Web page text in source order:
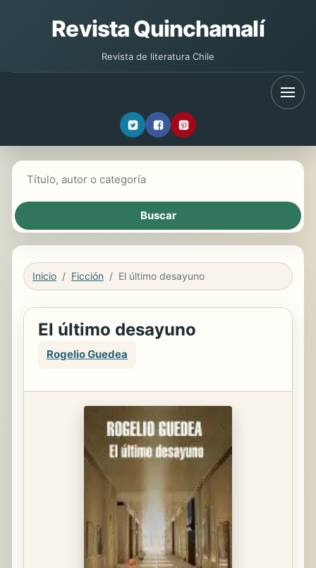
Revista Quinchamalí
Revista de literatura Chile
Inicio Ficción El último desayuno
El último desayuno
Rogelio Guedea